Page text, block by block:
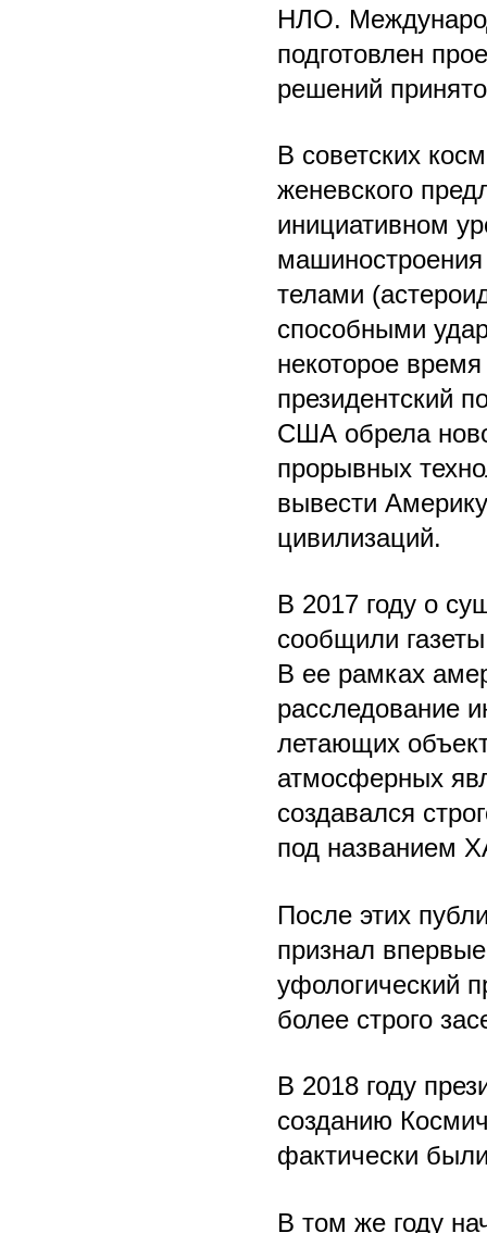
НЛО.
подготовлен
решений
В советских
женевского
инициативном
телами
способными
некоторое
президентский
США обрела
прорывных
вывести
цивилизаций.
В 2017 году о
сообщили
В ее рамках
расследование
летающих
атмосферных
создавался
под названием
После этих
признал
уфологический
более строго
В 2018 году
созданию
фактически
В том же году